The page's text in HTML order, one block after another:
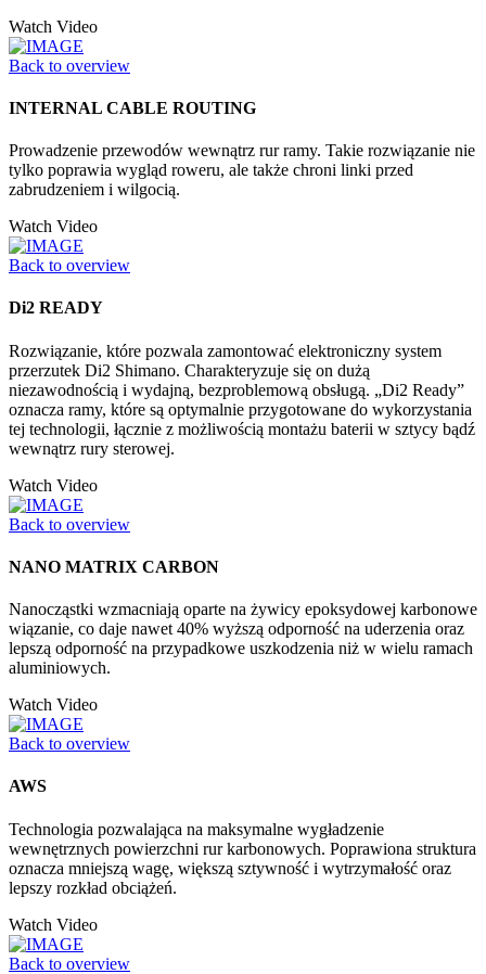
Watch Video
Back to overview
INTERNAL CABLE ROUTING
Prowadzenie przewodów wewnątrz rur ramy. Takie rozwiązanie nie
tylko poprawia wygląd roweru, ale także chroni linki przed
zabrudzeniem i wilgocią.
Watch Video
Back to overview
Di2 READY
Rozwiązanie, które pozwala zamontować elektroniczny system
przerzutek Di2 Shimano. Charakteryzuje się on dużą
niezawodnością i wydajną, bezproblemową obsługą. „Di2 Ready”
oznacza ramy, które są optymalnie przygotowane do wykorzystania
tej technologii, łącznie z możliwością montażu baterii w sztycy bądź
wewnątrz rury sterowej.
Watch Video
Back to overview
NANO MATRIX CARBON
Nanocząstki wzmacniają oparte na żywicy epoksydowej karbonowe
wiązanie, co daje nawet 40% wyższą odporność na uderzenia oraz
lepszą odporność na przypadkowe uszkodzenia niż w wielu ramach
aluminiowych.
Watch Video
Back to overview
AWS
Technologia pozwalająca na maksymalne wygładzenie
wewnętrznych powierzchni rur karbonowych. Poprawiona struktura
oznacza mniejszą wagę, większą sztywność i wytrzymałość oraz
lepszy rozkład obciążeń.
Watch Video
Back to overview